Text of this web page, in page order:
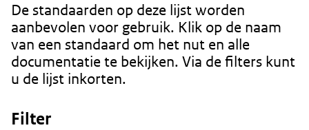
Content
De standaarden op deze lijst worden
aanbevolen voor gebruik. Klik op de naam
van een standaard om het nut en alle
documentatie te bekijken. Via de filters kunt
u de lijst inkorten.
Filter